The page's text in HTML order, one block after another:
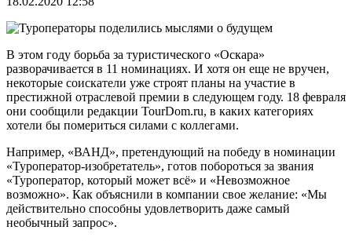
В этом году борьба за туристического «Оскара»
разворачивается в 11 номинациях. И хотя он еще не вручен,
некоторые соискатели уже строят планы на участие в
престижной отраслевой премии в следующем году. 18 февраля
они сообщили редакции TourDom.ru, в каких категориях
хотели бы помериться силами с коллегами.
Например, «ВАНД», претендующий на победу в номинации
«Туроператор-изобретатель», готов побороться за звания
«Туроператор, который может всё» и «Невозможное
возможно». Как объяснили в компании свое желание: «Мы
действительно способны удовлетворить даже самый
необычный запрос».